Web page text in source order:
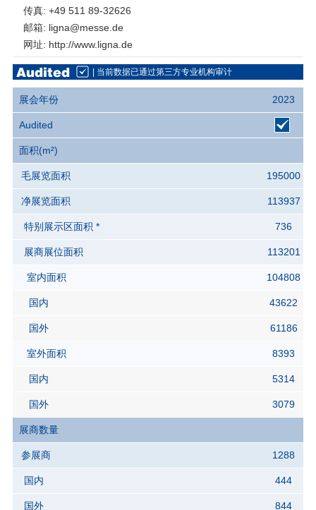
传真: +49 511 89-32626
邮箱: ligna@messe.de
网址: http://www.ligna.de
| 当前数据已通过第三方专业机构审计
展会年份
Audited
面积(m²)
毛展览面积
净展览面积
特别展示区面积 *
展商展位面积
室内面积
国内
国外
室外面积
国内
国外
展商数量
参展商
国内
国外
2023
195000
113937
736
113201
104808
43622
61186
8393
5314
3079
1288
444
844